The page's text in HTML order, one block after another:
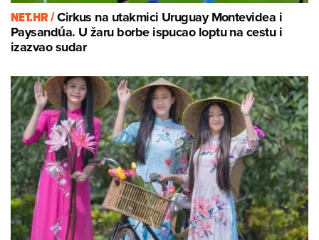
NET.HR /Cirkus na utakmici Uruguay Montevidea i
Paysandúa. U žaru borbe ispucao loptu na cestu i
izazvao sudar